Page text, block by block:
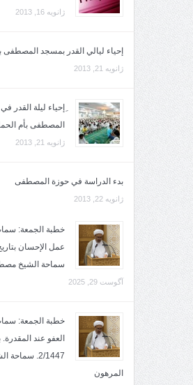
ژانویه 16, 2013
إحياء ليالي القدر بمسجد المصطفى
ژانویه 21, 2013
ِإحياء ليلة القدر
المصطفى بأم
ژانویه 21, 2013
بدء الدراسة في حوزة المصطفى
ژانویه 22, 2013
سماحة الشيخ
آگوست 29, 2025
2/1447.
المرهون